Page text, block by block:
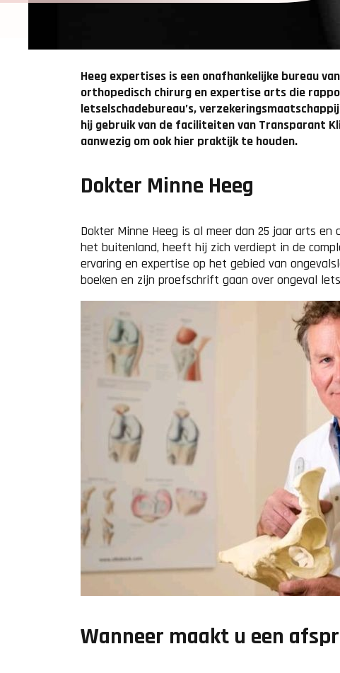
Heeg expertises is een onafhankelijke bureau
orthopedisch chirurg en expertise arts die
letselschadebureau’s,
hij gebruik van de faciliteiten van Transparant
aanwezig om ook hier praktijk te houden.
Dokter Minne Heeg
Dokter Minne Heeg is al meer dan 25 jaar arts
het buitenland, heeft hij zich verdiept in de
ervaring en expertise op het gebied van
boeken en zijn proefschrift gaan over ongeval
Wanneer maakt u een